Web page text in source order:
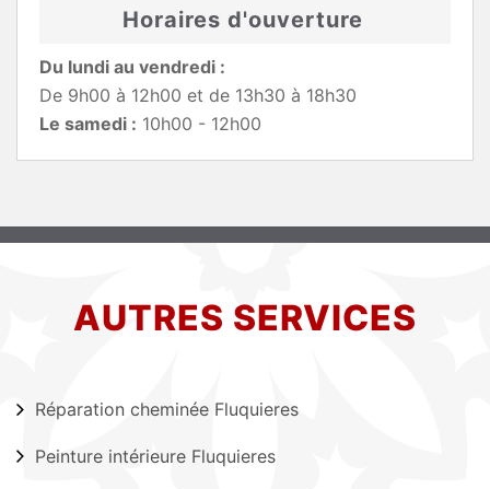
Horaires d'ouverture
Du lundi au vendredi :
De 9h00 à 12h00 et de 13h30 à 18h30
Le samedi : 10h00 - 12h00
AUTRES SERVICES
Réparation cheminée Fluquieres
Peinture intérieure Fluquieres